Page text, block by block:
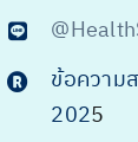
ข้อความ
2025